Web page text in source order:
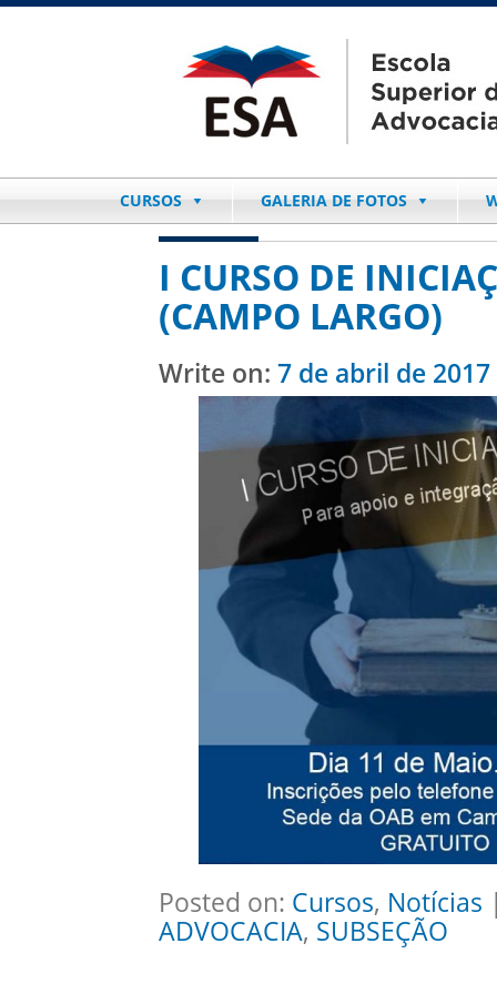
CURSOS GALERIA DE FOTOS
I CURSO DE
(CAMPO LARGO)
Write on: 7 de abril de 2017
Posted on: Cursos, Notícias
ADVOCACIA, SUBSEÇÃO